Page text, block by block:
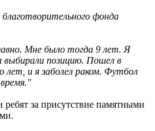
фонда
Мне было тогда 9 лет. Я
выбирали позицию. Пошел в
лет, и я заболел раком. Футбол
за присутствие памятными